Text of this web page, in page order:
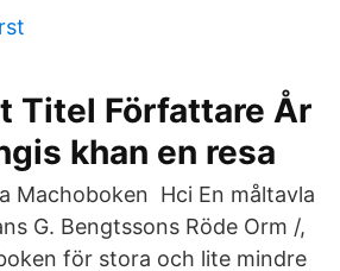
Titel Författare År
khan en resa
Machoboken Hci En måltavla
G. Bengtssons Röde Orm /,
för stora och lite mindre